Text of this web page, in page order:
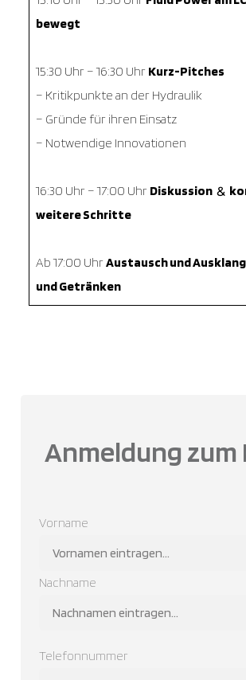
bewegt
15:30 Uhr – 16:30 Uhr Kurz-Pitches
– Kritikpunkte an der Hydraulik
– Gründe für ihren Einsatz
– Notwendige Innovationen
16:30 Uhr – 17:00 Uhr Diskussion &
weitere Schritte
Ab 17:00 Uhr Austausch und
und Getränken
Anmeldung zum
Name
Vorname
Nachname
Telefonnummer